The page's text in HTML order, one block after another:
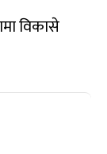
विकासे